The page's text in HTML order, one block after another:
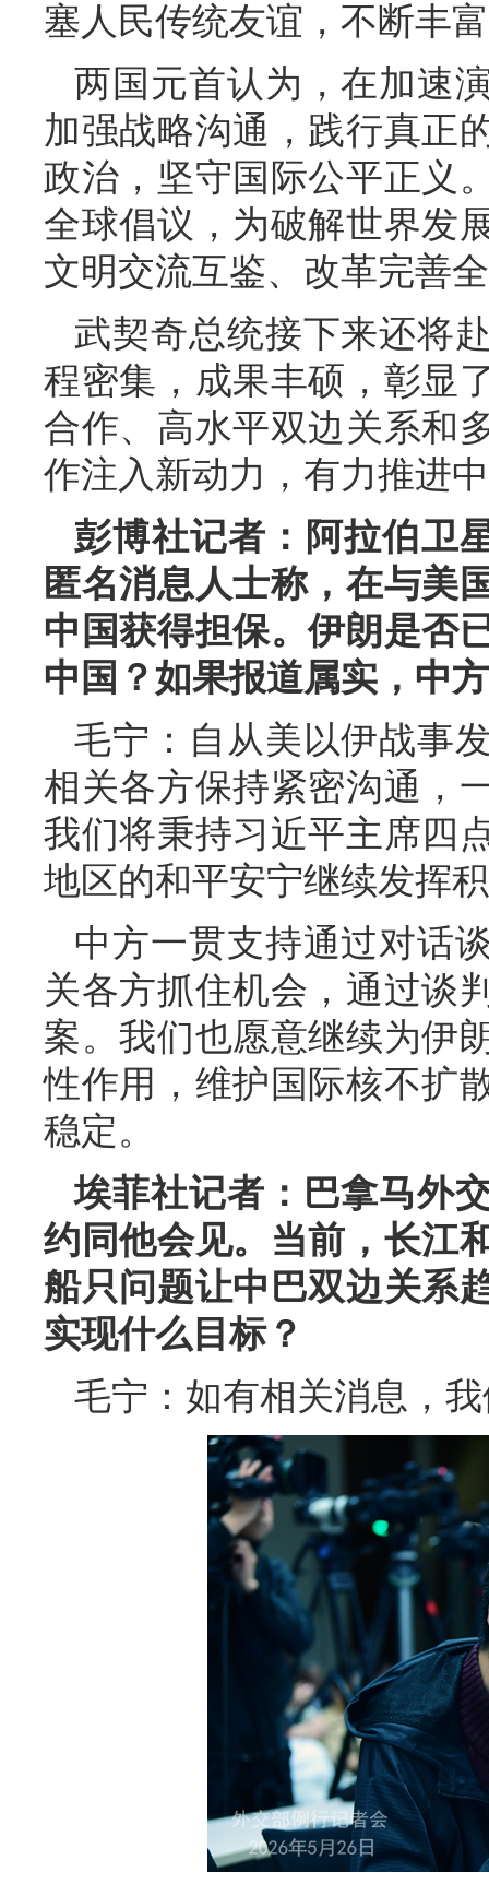
塞人民传统友谊，不断丰
两国元首认为，在加速
加强战略沟通，践行真正
政治，坚守国际公平正义
全球倡议，为破解世界发
文明交流互鉴、改革完善
武契奇总统接下来还将
程密集，成果丰硕，彰显
合作、高水平双边关系和
作注入新动力，有力推进
彭博社记者：阿拉伯卫
匿名消息人士称，在与美
中国获得担保。伊朗是否
中国？如果报道属实，中
毛宁：自从美以伊战事
相关各方保持紧密沟通，
我们将秉持习近平主席四
地区的和平安宁继续发挥
中方一贯支持通过对话
关各方抓住机会，通过谈
案。我们也愿意继续为伊
性作用，维护国际核不扩
稳定。
埃菲社记者：巴拿马外
约同他会见。当前，长江
船只问题让中巴双边关系
实现什么目标？
毛宁：如有相关消息，